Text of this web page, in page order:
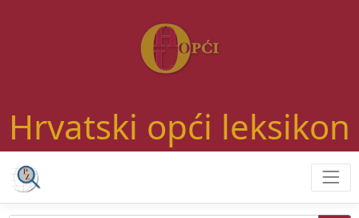
Hrvatski opći leksikon